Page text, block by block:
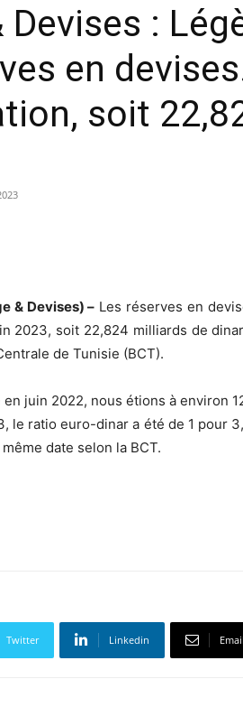
Devises :
en
soit
& Devises) – Les réserves en
2023, soit 22,824 milliards de
de Tunisie (BCT).
juin 2022, nous étions à environ
le ratio euro-dinar a été de 1 pour
date selon la BCT.
Twitter Linkedin Email